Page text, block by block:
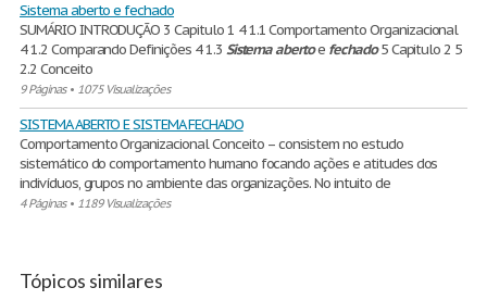
Sistema aberto e fechado
SUMÁRIO INTRODUÇÃO 3 Capitulo 1 4 1.1 Comportamento Organizacional
4 1.2 Comparando Definições 4 1.3 Sistemaabertoe fechado5 Capitulo 2 5
2.2 Conceito
9 Páginas• 1075 Visualizações
SISTEMA ABERTO E SISTEMA FECHADO
Comportamento Organizacional Conceito – consistem no estudo
sistemático do comportamento humano focando ações e atitudes dos
indivíduos, grupos no ambiente das organizações. No intuito de
4 Páginas• 1189 Visualizações
Tópicos similares